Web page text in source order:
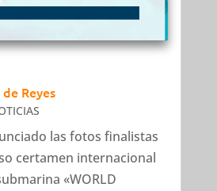
Reyes
las fotos finalistas
certamen internacional
«WORLD